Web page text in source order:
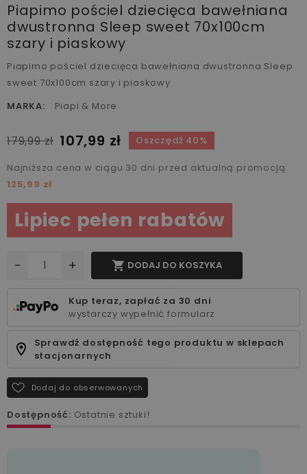
Piapimo pościel dziecięca bawełniana
dwustronna Sleep sweet 70x100cm
szary i piaskowy
Piapimo pościel dziecięca bawełniana dwustronna Sleep
sweet 70x100cm szary i piaskowy
MARKA:
Piapi & More
179,99 zł 107,99 zł Oszczędź 40%
Najniższa cena w ciągu 30 dni przed aktualną promocją:
125,99 zł
Lipiec pełen rabatów
- +  DODAJ DO KOSZYKA
Kup teraz, zapłać za 30 dni
wystarczy wypełnić formularz
Sprawdź dostępność tego produktu w sklepach
stacjonarnych
Dodaj do obserwowanych
Dostępność: Ostatnie sztuki!